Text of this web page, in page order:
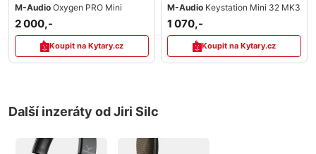
M-Audio Oxygen PRO Mini
2 000,-
Koupit na Kytary.cz
M-Audio Keystation Mini 32 MK3
1 070,-
Koupit na Kytary.cz
Další inzeráty od Jiri Silc